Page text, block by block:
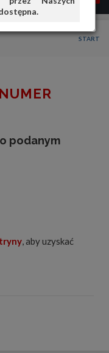
START
podanym
, aby uzyskać